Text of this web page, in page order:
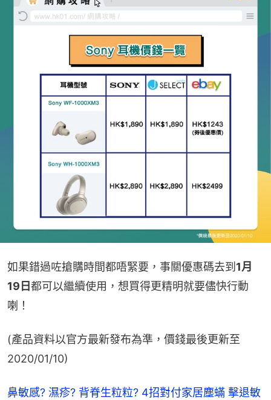
如果錯過咗搶購時間都唔緊要，事關優惠碼去到 1月
19日都可以繼續使用，想買得更精明就要儘快行動
喇！
(產品資料以官方最新發布為準，價錢最後更新至
2020/01/10)
鼻敏感? 濕疹? 背脊生粒粒? 4招對付家居塵蟎 擊退敏